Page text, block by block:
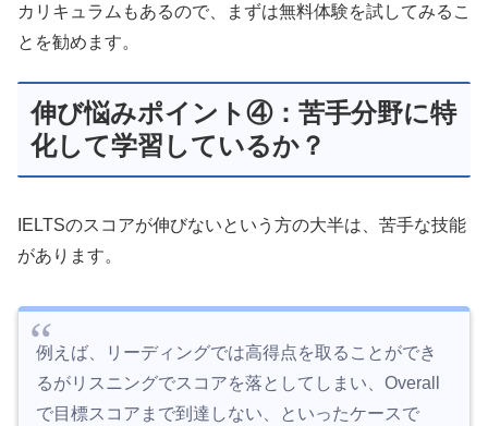
カリキュラムもあるので、まずは無料体験を試してみるこ
とを勧めます。
伸び悩みポイント④：苦手分野に特
化して学習しているか？
IELTSのスコアが伸びないという方の大半は、苦手な技能
があります。
例えば、リーディングでは高得点を取ることができ
るがリスニングでスコアを落としてしまい、Overall
で目標スコアまで到達しない、といったケースで